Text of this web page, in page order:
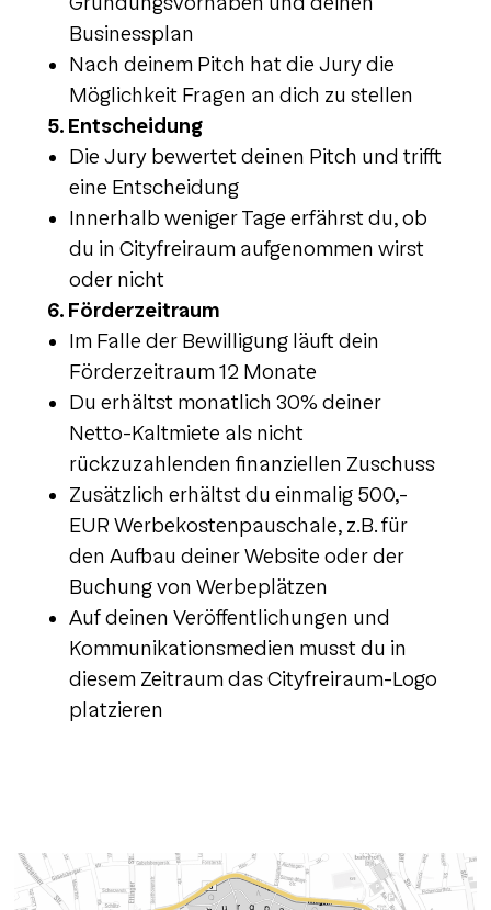
Businessplan
Nach deinem Pitch hat die Jury die
Möglichkeit Fragen an dich zu stellen
5. Entscheidung
Die Jury bewertet deinen Pitch und trifft
eine Entscheidung
Innerhalb weniger Tage erfährst du, ob
du in Cityfreiraum aufgenommen wirst
oder nicht
6. Förderzeitraum
Im Falle der Bewilligung läuft dein
Förderzeitraum 12 Monate
Du erhältst monatlich 30% deiner
Netto-Kaltmiete als nicht
rückzuzahlenden finanziellen Zuschuss
Zusätzlich erhältst du einmalig 500,-
EUR Werbekostenpauschale, z.B. für
den Aufbau deiner Website oder der
Buchung von Werbeplätzen
Auf deinen Veröffentlichungen und
Kommunikationsmedien musst du in
diesem Zeitraum das Cityfreiraum-Logo
platzieren